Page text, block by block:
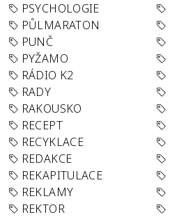
PSYCHOLOGIE
PŮLMARATON
PUNČ
PYŽAMO
RÁDIO K2
RADY
RAKOUSKO
RECEPT
RECYKLACE
REDAKCE
REKAPITULACE
REKLAMY
REKTOR